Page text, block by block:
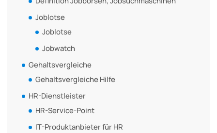
Joblotse
Joblotse
Jobwatch
Gehaltsvergleiche
Gehaltsvergleiche Hilfe
HR-Dienstleister
HR-Service-Point
IT-Produktanbieter für HR